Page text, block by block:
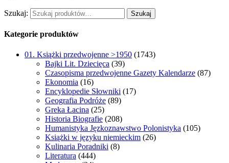
Szukaj: Szukaj
Kategorie produktów
01. Książki przedwojenne >1950 (1743)
Bajki Lit. Dziecięca (39)
Czasopisma przedwojenne Gazety Kalendarze (87)
Ekonomia (16)
Encyklopedie Słowniki (17)
Geografia Podróże (89)
Greka Łacina (25)
Historia Biografie (208)
Humanistyka Jęzkoznawstwo Polonistyka (105)
Książki w języku niemieckim (26)
Kulinaria Poradniki (8)
Literatura (444)